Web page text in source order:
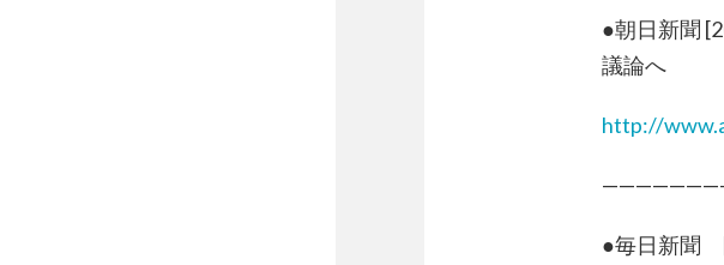
●朝日新聞
議論へ
http://
●毎日新聞